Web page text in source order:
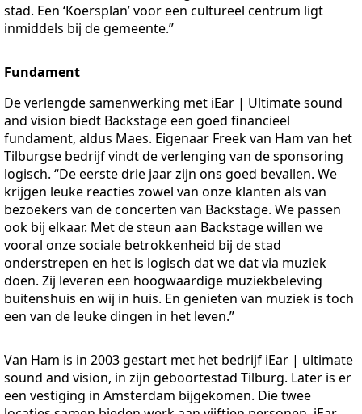
stad. Een ‘Koersplan’ voor een cultureel centrum ligt
inmiddels bij de gemeente.”
Fundament
De verlengde samenwerking met iEar | Ultimate sound
and vision biedt Backstage een goed financieel
fundament, aldus Maes. Eigenaar Freek van Ham van het
Tilburgse bedrijf vindt de verlenging van de sponsoring
logisch. “De eerste drie jaar zijn ons goed bevallen. We
krijgen leuke reacties zowel van onze klanten als van
bezoekers van de concerten van Backstage. We passen
ook bij elkaar. Met de steun aan Backstage willen we
vooral onze sociale betrokkenheid bij de stad
onderstrepen en het is logisch dat we dat via muziek
doen. Zij leveren een hoogwaardige muziekbeleving
buitenshuis en wij in huis. En genieten van muziek is toch
een van de leuke dingen in het leven.”
Van Ham is in 2003 gestart met het bedrijf iEar | ultimate
sound and vision, in zijn geboortestad Tilburg. Later is er
een vestiging in Amsterdam bijgekomen. Die twee